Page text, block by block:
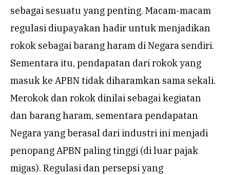
sebagai sesuatu yang penting. Macam-macam
regulasi diupayakan hadir untuk menjadikan
rokok sebagai barang haram di Negara sendiri.
Sementara itu, pendapatan dari rokok yang
masuk ke APBN tidak diharamkan sama sekali.
Merokok dan rokok dinilai sebagai kegiatan
dan barang haram, sementara pendapatan
Negara yang berasal dari industri ini menjadi
penopang APBN paling tinggi (di luar pajak
migas). Regulasi dan persepsi yang